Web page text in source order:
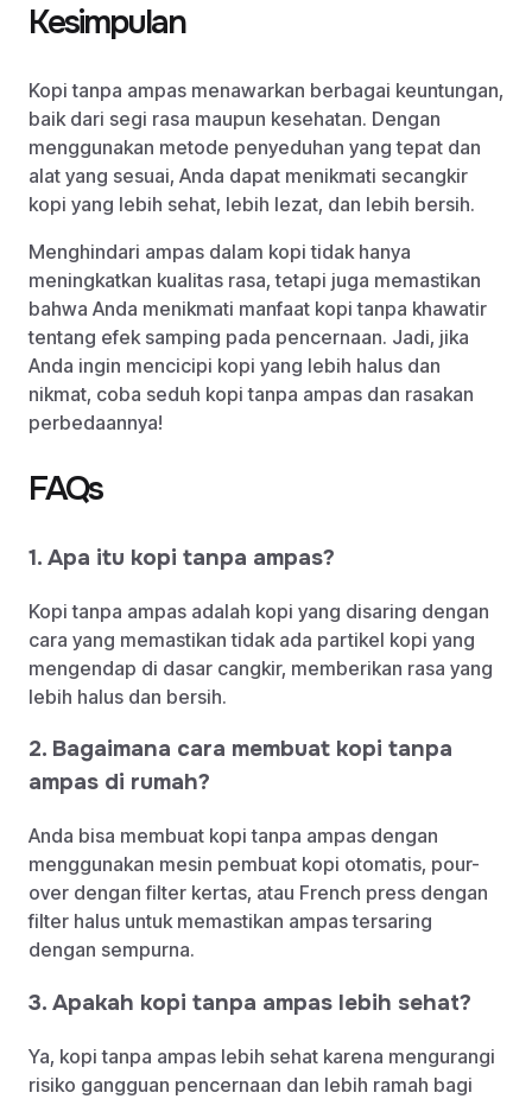
Kesimpulan
Kopi tanpa ampas menawarkan berbagai keuntungan,
baik dari segi rasa maupun kesehatan. Dengan
menggunakan metode penyeduhan yang tepat dan
alat yang sesuai, Anda dapat menikmati secangkir
kopi yang lebih sehat, lebih lezat, dan lebih bersih.
Menghindari ampas dalam kopi tidak hanya
meningkatkan kualitas rasa, tetapi juga memastikan
bahwa Anda menikmati manfaat kopi tanpa khawatir
tentang efek samping pada pencernaan. Jadi, jika
Anda ingin mencicipi kopi yang lebih halus dan
nikmat, coba seduh kopi tanpa ampas dan rasakan
perbedaannya!
FAQs
1. Apa itu kopi tanpa ampas?
Kopi tanpa ampas adalah kopi yang disaring dengan
cara yang memastikan tidak ada partikel kopi yang
mengendap di dasar cangkir, memberikan rasa yang
lebih halus dan bersih.
2. Bagaimana cara membuat kopi tanpa
ampas di rumah?
Anda bisa membuat kopi tanpa ampas dengan
menggunakan mesin pembuat kopi otomatis, pour-
over dengan filter kertas, atau French press dengan
filter halus untuk memastikan ampas tersaring
dengan sempurna.
3. Apakah kopi tanpa ampas lebih sehat?
Ya, kopi tanpa ampas lebih sehat karena mengurangi
risiko gangguan pencernaan dan lebih ramah bagi